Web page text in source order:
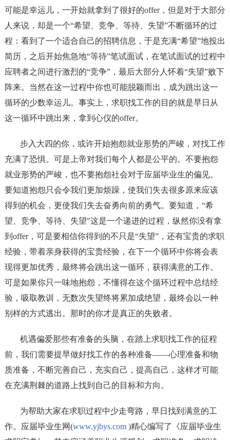
可能是幸运儿，一开始就拿到了很好的offer，但是对于大部分
人来说，却是一个“希望、竞争、等待、失望”不断循环的过
程：看到了一个适合自己的招聘信息，于是充满“希望”地投出
简历，之后开始焦急地“等待”笔试面试，在笔试面试的过程中
应聘者之间进行激烈的“竞争”，最后大部分人怀着“失望”败下
阵来。当然在这一过程中你也可能脱颖而出，成为跳出这一
循环的少数幸运儿。事实上，求职找工作的目的就是早日从
这一循环中跳出来，拿到心仪的offer。
步入大四的你，或许开始抱怨就业形势的严峻，对找工作
充满了恐惧。可是上帝对我们每个人都是公平的。不要抱怨
就业形势的严峻，也不要抱怨社会对于应届毕业生的偏见。
要知道抱怨只会令我们更加烦躁，使我们失去很多原来应该
得到的机会，更使我们失去奋勇向前的勇气。要知道，“希
望、竞争、等待、失望”这是一个递进的过程，纵然你没有拿
到offer，可是要相信你得到的不只是“失望”，还有宝贵的求职
经验，带着亲身获得的宝贵经验，在下一个循环中你将会表
现得更加优秀，最终将会跳出这一循环，获得满意的工作。
可是如果你只一味地抱怨，不懂得在这个循环过程中总结经
验，吸取教训，无数次失望终将累加成绝望，最终会以一种
别样的方式逃出。那时的你才是真正的失败者。
机遇偏爱那些有准备的头脑，在踏上求职找工作的征程
前，我们需要提早做好找工作的各种准备——心理准备和物
质准备，不断完善自己，充实自己，提高自己，这样才可能
在充满荆棘的道路上找到自己的目标和方向。
为帮助大家在求职过程中少走弯路，早日找到满意的工
作。应届毕业生网(www.yjbys.com)精心编写了《应届毕业生